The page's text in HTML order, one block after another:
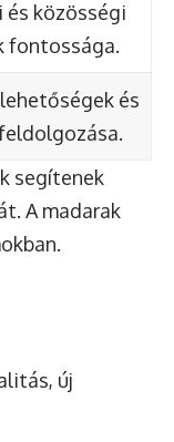
és közösségi
fontossága.
és
segítenek
A madarak
új